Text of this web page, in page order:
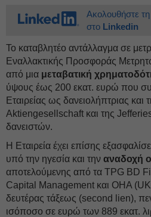
Ακολουθήστε τη
στο Linkedin
Το καταβλητέο αντάλλαγμα σε
Εναλλακτικής Προσφοράς
από μια μεταβατική
ύψους έως 200 εκατ. ευρώ που
Εταιρείας ως δανειολήπτριας
Aktiengesellschaft και της
δανειστών.
Η Εταιρεία έχει επίσης
υπό την ηγεσία και την αναδοχή
αποτελούμενης από τα TPG BD
Capital Management και OHA
δευτέρας τάξεως (second lien),
ισόποσο σε ευρώ των 889 εκατ.